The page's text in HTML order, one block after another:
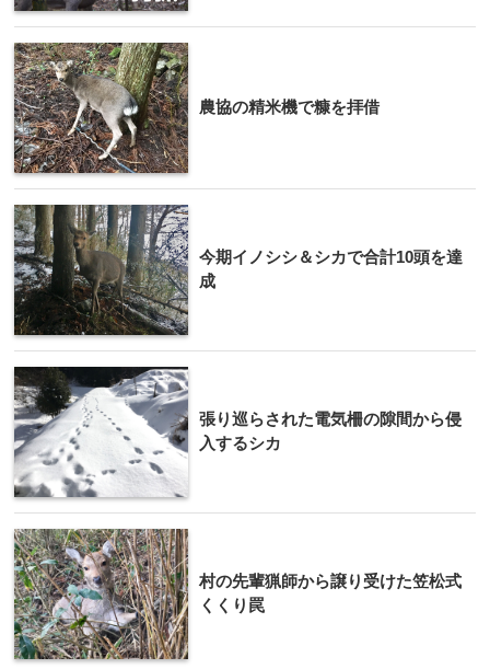
農協の精米機で糠を拝借
今期イノシシ＆シカで合計10頭を達
成
張り巡らされた電気柵の隙間から侵
入するシカ
村の先輩猟師から譲り受けた笠松式
くくり罠